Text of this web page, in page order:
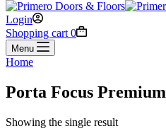
Login
Shopping cart 0
Menu
Home
Porta Focus Premium
Showing the single result